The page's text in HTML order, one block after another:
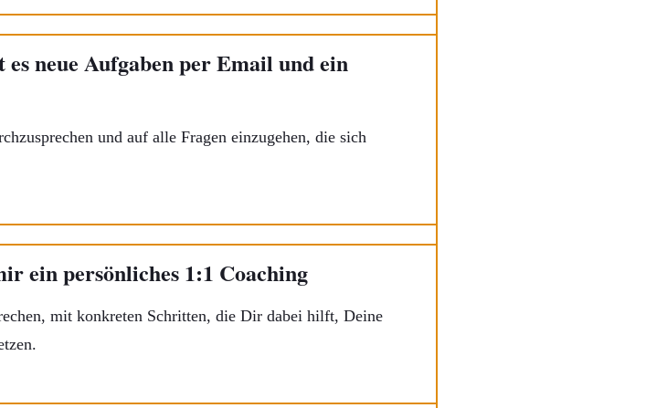
neue Aufgaben per Email und ein
und auf alle Fragen einzugehen, die sich
ein persönliches 1:1 Coaching
mit konkreten Schritten, die Dir dabei hilft, Deine